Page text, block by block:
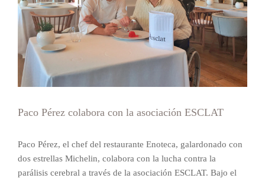
Paco Pérez colabora con la asociación ESCLAT
Paco Pérez, el chef del restaurante Enoteca, galardonado con
dos estrellas Michelin, colabora con la lucha contra la
parálisis cerebral a través de la asociación ESCLAT. Bajo el